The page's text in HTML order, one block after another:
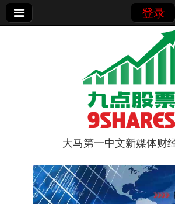
登录
9点股票
大马第一中文新媒体财